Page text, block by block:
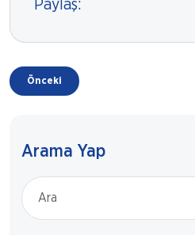
Paylaş:
Önceki
Arama Yap